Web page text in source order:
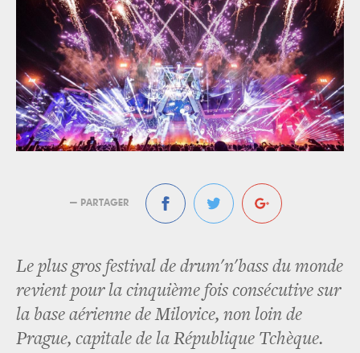
— PARTAGER
Le plus gros festival de drum'n'bass du monde
revient pour la cinquième fois consécutive sur
la base aérienne de Milovice, non loin de
Prague, capitale de la République Tchèque.